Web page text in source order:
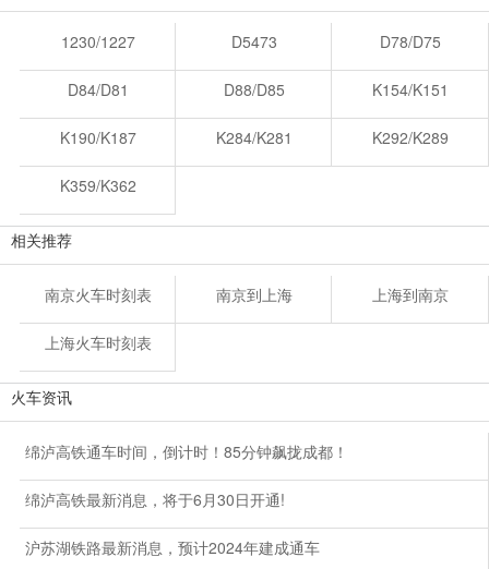
1230/1227 D5473 D78/D75
D84/D81 D88/D85 K154/K151
K190/K187 K284/K281 K292/K289
K359/K362
相关推荐
南京火车时刻表 南京到上海 上海到南京
上海火车时刻表
火车资讯
绵泸高铁通车时间，倒计时！85分钟飙拢成都！
绵泸高铁最新消息，将于6月30日开通!
沪苏湖铁路最新消息，预计2024年建成通车